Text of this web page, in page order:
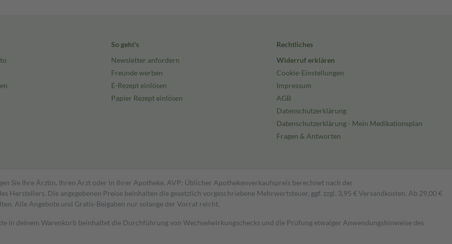
So geht's
Newsletter anfordern
Freunde werben
E-Rezept einlösen
Papier Rezept einlösen
Rechtliches
Widerruf erklären
Cookie-Einstellungen
Impressum
AGB
Datenschutzerklärung
Datenschutzerklärung - Mein Medikationsplan
Fragen & Antworten
Sie Ihre Ärztin, Ihren Arzt oder in Ihrer Apotheke. AVP: Üblicher Apothekenverkaufspreis berechnet nach der
Die angegebenen Preise beinhalten die gesetzlich vorgeschriebene Mehrwertsteuer, ggf. zzgl. 3,95 € Versandkosten. Ab 29,00 €
Alle Angebote und Gratis-Beigaben nur solange der Vorrat reicht.
in deinem Warenkorb beinhaltet die Durchführung von Wechselwirkungschecks und die Prüfung etwaiger Anwendungshinweise des